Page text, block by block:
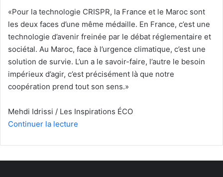
«Pour la technologie CRISPR, la France et le Maroc sont
les deux faces d’une même médaille. En France, c’est une
technologie d’avenir freinée par le débat réglementaire et
sociétal. Au Maroc, face à l’urgence climatique, c’est une
solution de survie. L’un a le savoir-faire, l’autre le besoin
impérieux d’agir, c’est précisément là que notre
coopération prend tout son sens.»
Mehdi Idrissi / Les Inspirations ÉCO
Continuer la lecture